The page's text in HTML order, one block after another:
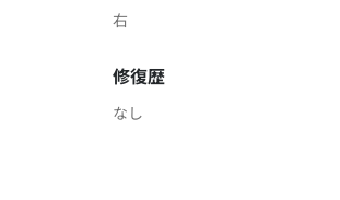
右
修復歴
なし